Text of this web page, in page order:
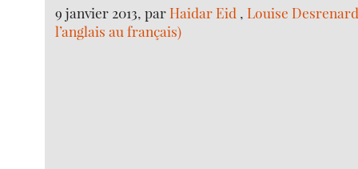
9 janvier 2013, parHaidar Eid ,Louise
l’anglais au français)